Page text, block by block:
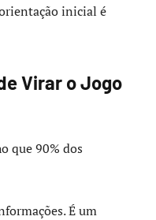
inicial é
Virar o Jogo
que 90% dos
É um